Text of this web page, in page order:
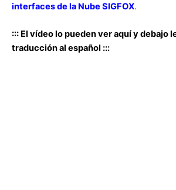
interfaces de la Nube SIGFOX.
::: El vídeo lo pueden ver aquí y debajo
traducción al español :::